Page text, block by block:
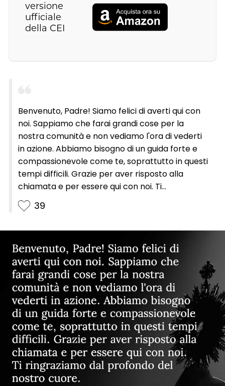
Benvenuto, Padre! Siamo felici di averti qui con
noi. Sappiamo che farai grandi cose per la
nostra comunità e non vediamo l'ora di vederti
in azione. Abbiamo bisogno di un guida forte e
compassionevole come te, soprattutto in questi
tempi difficili. Grazie per aver risposto alla
chiamata e per essere qui con noi. Ti
ringraziamo dal profondo del nostro cuore.
39